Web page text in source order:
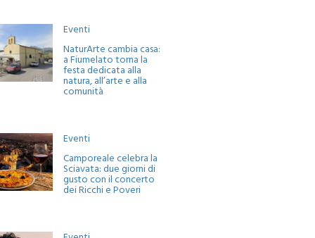
Eventi
NaturArte cambia casa:
a Fiumelato torna la
festa dedicata alla
natura, all’arte e alla
comunità
Eventi
Camporeale celebra la
Sciavata: due giorni di
gusto con il concerto
dei Ricchi e Poveri
Eventi